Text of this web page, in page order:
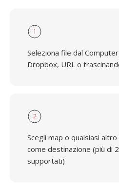
1
Seleziona file dal
Dropbox, URL o
2
Scegli map o qualsiasi
come destinazione (più di
supportati)